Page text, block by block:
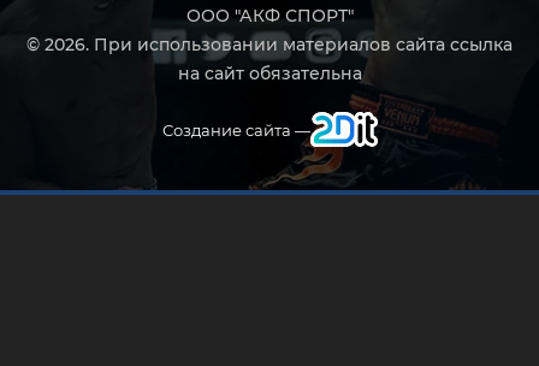
ООО "АКФ СПОРТ"
© 2026. При использовании материалов сайта ссылка
на сайт обязательна
Создание сайта —